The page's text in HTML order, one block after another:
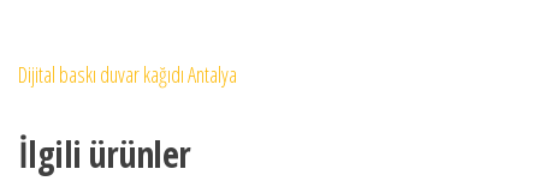
Dijital baskı duvar kağıdı Antalya
İlgili ürünler